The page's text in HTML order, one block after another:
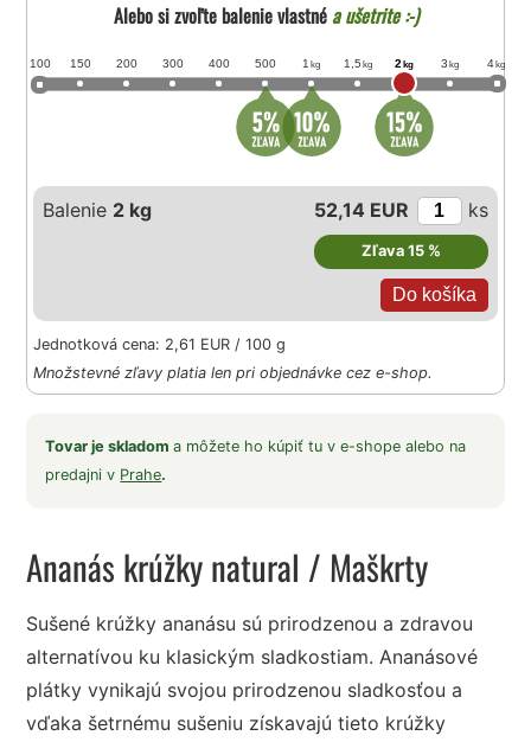
Alebo si zvoľte balenie vlastnéa ušetrite :-)
100 150 200 300 400 500 1 kg 1,5 kg 2 kg 3 kg 4 kg
Balenie 2 kg 52,14 EUR ks
Zľava 15 %
Jednotková cena: 2,61 EUR / 100 g
Množstevné zľavy platia len pri objednávke cez e-shop.
Tovar je skladoma môžete ho kúpiť tu v e-shope alebo na
predajni v Prahe.
Ananás krúžky natural / Maškrty
Sušené krúžky ananásu sú prirodzenou a zdravou
alternatívou ku klasickým sladkostiam. Ananásové
plátky vynikajú svojou prirodzenou sladkosťou a
vďaka šetrnému sušeniu získavajú tieto krúžky